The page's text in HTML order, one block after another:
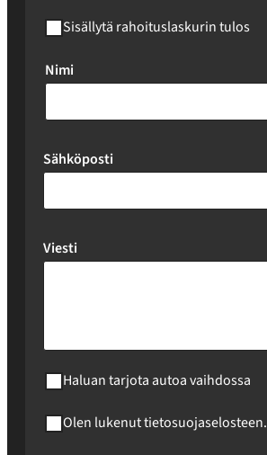
Sisällytä rahoituslaskurin tulos
Nimi
Sähköposti
Viesti
Haluan tarjota autoa vaihdossa
Olen lukenut tietosuojaselosteen.